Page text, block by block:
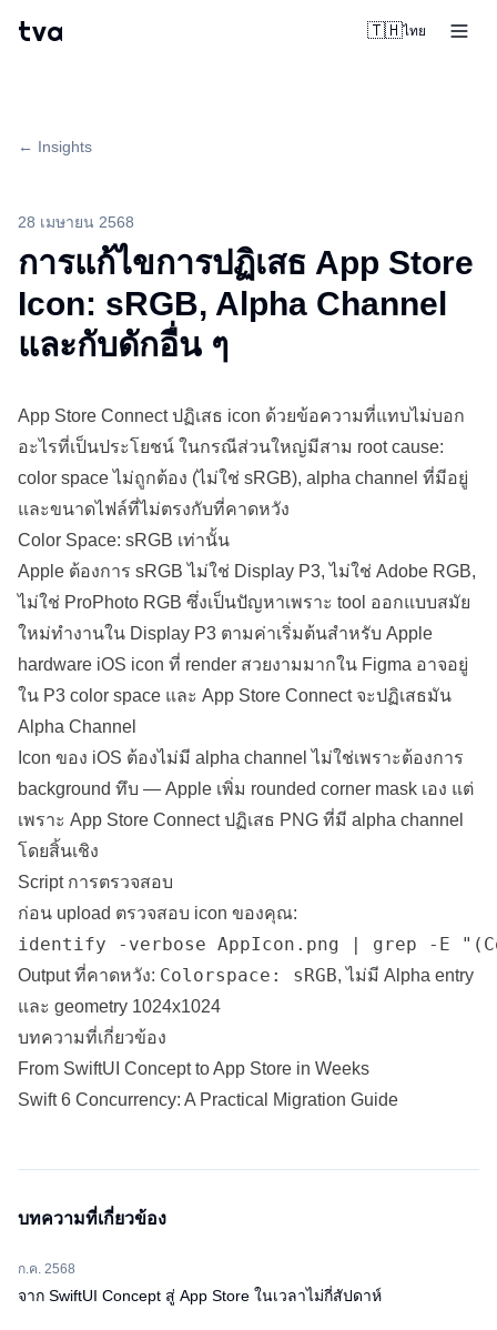
tva 🇹🇭ไทย
← Insights
28 เมษายน 2568
การแก้ไขการปฏิเสธ App Store
Icon: sRGB, Alpha Channel
และกับดักอื่น ๆ
App Store Connectปฏิเสธ icon ด้วยข้อความที่แทบไม่บอก
อะไรที่เป็นประโยชน์ ในกรณีส่วนใหญ่มีสาม root cause:
color space ไม่ถูกต้อง (ไม่ใช่ sRGB), alpha channel ที่มีอยู่
และขนาดไฟล์ที่ไม่ตรงกับที่คาดหวัง
Color Space: sRGB เท่านั้น
Apple ต้องการ sRGB ไม่ใช่ Display P3, ไม่ใช่ Adobe RGB,
ไม่ใช่ ProPhoto RGB ซึ่งเป็นปัญหาเพราะ tool ออกแบบสมัย
ใหม่ทำงานใน Display P3 ตามค่าเริ่มต้นสำหรับ Apple
hardware iOS icon ที่ render สวยงามมากใน Figma อาจอยู่
ใน P3 color space และ App Store Connect จะปฏิเสธมัน
Alpha Channel
Icon ของ iOS ต้องไม่มี alpha channel ไม่ใช่เพราะต้องการ
background ทึบ — Apple เพิ่ม rounded corner mask เอง แต่
เพราะ App Store Connect ปฏิเสธ PNG ที่มี alpha channel
โดยสิ้นเชิง
Script การตรวจสอบ
ก่อน upload ตรวจสอบ icon ของคุณ:
identify -verbose AppIcon.png | grep -E
Output ที่คาดหวัง: Colorspace: sRGB, ไม่มี Alpha entry
และ geometry 1024x1024
บทความที่เกี่ยวข้อง
From SwiftUI Concept to App Store in Weeks
Swift 6 Concurrency: A Practical Migration Guide
บทความที่เกี่ยวข้อง
ก.ค. 2568
จาก SwiftUI Concept สู่ App Store ในเวลาไม่กี่สัปดาห์